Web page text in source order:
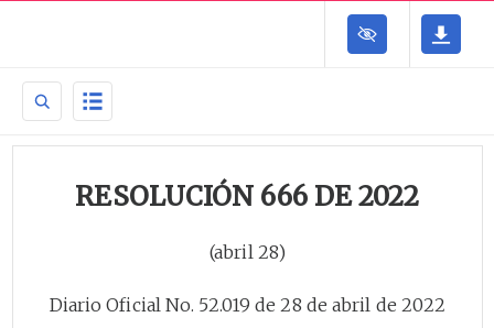
RESOLUCIÓN 666 DE 2022
(abril 28)
Diario Oficial No. 52.019 de 28 de abril de 2022